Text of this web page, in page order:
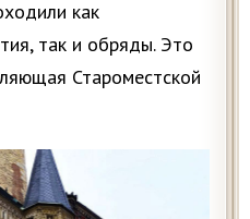
как
так и обряды. Это
Староместской